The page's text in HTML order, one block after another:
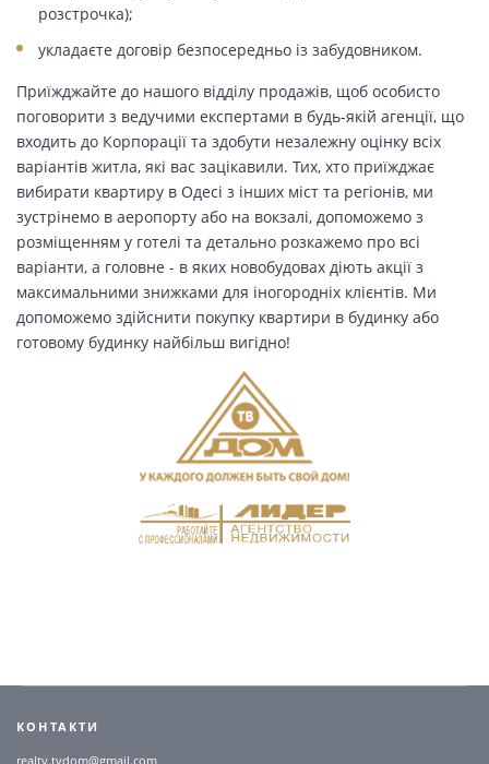
розстрочка);
укладаєте договір безпосередньо із забудовником.
Приїжджайте до нашого відділу продажів, щоб особисто
поговорити з ведучими експертами в будь-якій агенції, що
входить до Корпорації та здобути незалежну оцінку всіх
варіантів житла, які вас зацікавили. Тих, хто приїжджає
вибирати квартиру в Одесі з інших міст та регіонів, ми
зустрінемо в аеропорту або на вокзалі, допоможемо з
розміщенням у готелі та детально розкажемо про всі
варіанти, а головне - в яких новобудовах діють акції з
максимальними знижками для іногородніх клієнтів. Ми
допоможемо здійснити покупку квартири в будинку або
готовому будинку найбільш вигідно!
КОНТАКТИ
realty.tvdom@gmail.com